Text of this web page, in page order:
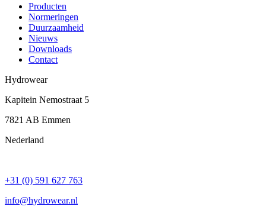
Producten
Normeringen
Duurzaamheid
Nieuws
Downloads
Contact
Hydrowear
Kapitein Nemostraat 5
7821 AB Emmen
Nederland
+31 (0) 591 627 763
info@hydrowear.nl